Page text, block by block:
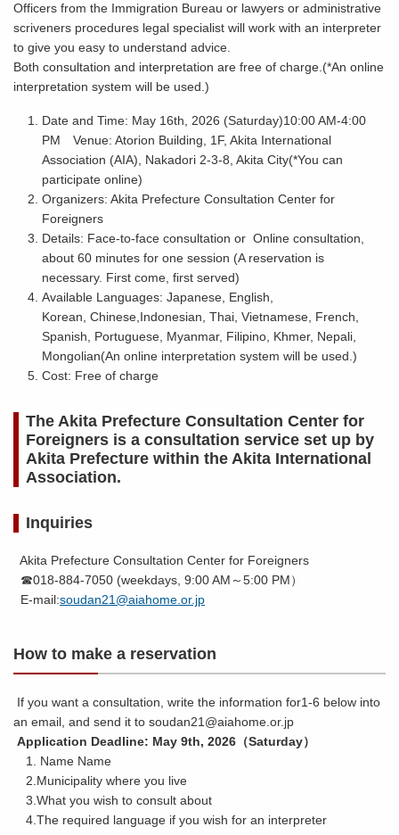
Officers from the Immigration Bureau or lawyers or administrative
scriveners procedures legal specialist will work with an interpreter
to give you easy to understand advice.
Both consultation and interpretation are free of charge.(*An online
interpretation system will be used.)
Date and Time: May 16th, 2026 (Saturday)10:00 AM-4:00
PM Venue: Atorion Building, 1F, Akita International
Association (AIA), Nakadori 2-3-8, Akita City(*You can
participate online)
Organizers: Akita Prefecture Consultation Center for
Foreigners
Details: Face-to-face consultation or Online consultation,
about 60 minutes for one session (A reservation is
necessary. First come, first served)
Available Languages: Japanese, English,
Korean, Chinese,Indonesian, Thai, Vietnamese, French,
Spanish, Portuguese, Myanmar, Filipino, Khmer, Nepali,
Mongolian(An online interpretation system will be used.)
Cost: Free of charge
The Akita Prefecture Consultation Center for
Foreigners is a consultation service set up by
Akita Prefecture within the Akita International
Association.
Inquiries
Akita Prefecture Consultation Center for Foreigners
☎018-884-7050 (weekdays, 9:00 AM～5:00 PM）
E-mail:soudan21@aiahome.or.jp
How to make a reservation
If you want a consultation, write the information for1-6 below into
an email, and send it to soudan21@aiahome.or.jp
Application Deadline: May 9th, 2026（Saturday）
1. Name Name
2.Municipality where you live
3.What you wish to consult about
4.The required language if you wish for an interpreter